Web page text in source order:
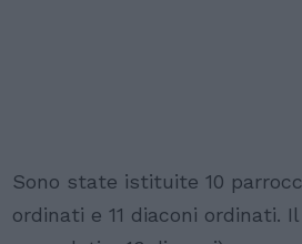
Sono state istituite 10
ordinati e 11 diaconi ordinati.